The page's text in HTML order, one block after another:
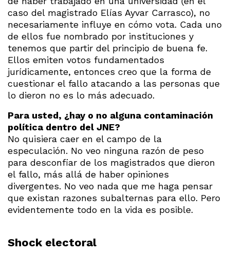
caso del magistrado Elías Ayvar Carrasco), no
necesariamente influye en cómo vota. Cada uno
de ellos fue nombrado por instituciones y
tenemos que partir del principio de buena fe.
Ellos emiten votos fundamentados
jurídicamente, entonces creo que la forma de
cuestionar el fallo atacando a las personas que
lo dieron no es lo más adecuado.
Para usted, ¿hay o no alguna contaminación
política dentro del JNE?
No quisiera caer en el campo de la
especulación. No veo ninguna razón de peso
para desconfiar de los magistrados que dieron
el fallo, más allá de haber opiniones
divergentes. No veo nada que me haga pensar
que existan razones subalternas para ello. Pero
evidentemente todo en la vida es posible.
Shock electoral